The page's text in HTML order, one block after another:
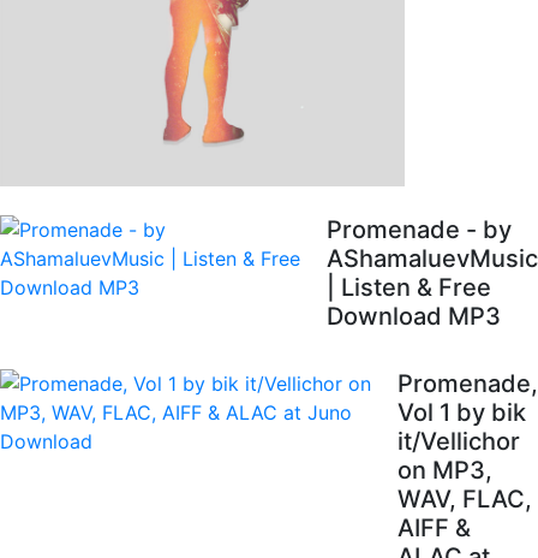
Promenade - by
AShamaluevMusic
| Listen & Free
Download MP3
Promenade,
Vol 1 by bik
it/Vellichor
on MP3,
WAV, FLAC,
AIFF &